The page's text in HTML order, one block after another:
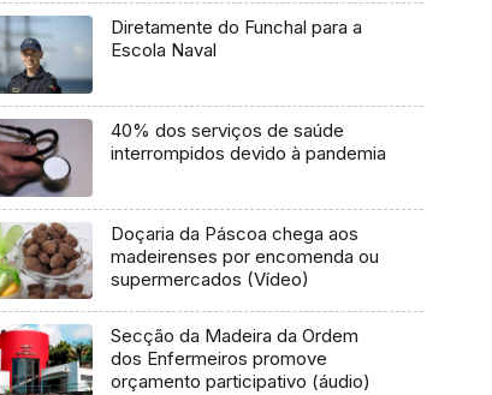
Diretamente do Funchal para a
Escola Naval
40% dos serviços de saúde
interrompidos devido à pandemia
Doçaria da Páscoa chega aos
madeirenses por encomenda ou
supermercados (Vídeo)
Secção da Madeira da Ordem
dos Enfermeiros promove
orçamento participativo (áudio)